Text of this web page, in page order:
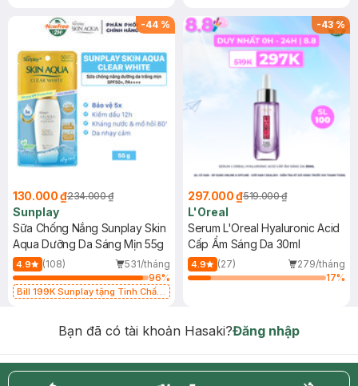
-44 %
130.000 ₫234.000 ₫
Sunplay
Sữa Chống Nắng Sunplay Skin
Aqua Dưỡng Da Sáng Mịn 55g
4.9 (108)
531/tháng
96%
Bill 199K Sunplay tặng Tinh Chất
-43%
297.000 ₫519.000 ₫
L'Oreal
Serum L'Oreal Hyaluronic Acid
Cấp Ẩm Sáng Da 30ml
4.9 (27)
279/tháng
17%
Bạn đã có tài khoản Hasaki?Đăng nhập